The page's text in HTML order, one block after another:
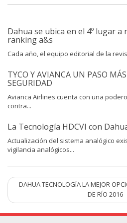
Dahua se ubica en el 4º lugar a
ranking a&s
Cada año, el equipo editorial de la
TYCO Y AVIANCA UN PASO
SEGURIDAD
Avianca Airlines cuenta con una
contra...
La Tecnología HDCVI con
Actualización del sistema analógico
vigilancia analógicos...
DAHUA TECNOLOGÍA LA MEJOR
DE RÍO 2016